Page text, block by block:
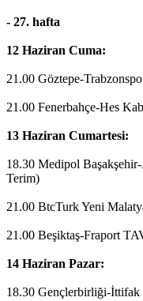
- 27. hafta
12 Haziran Cuma:
21.00 Göztepe-
21.00 Fenerbahçe-Hes
13 Haziran Cumartesi:
18.30 Medipol
Terim)
21.00 BtcTurk Yeni
21.00 Beşiktaş-Fraport
14 Haziran Pazar:
18.30 Gençlerbirliği-